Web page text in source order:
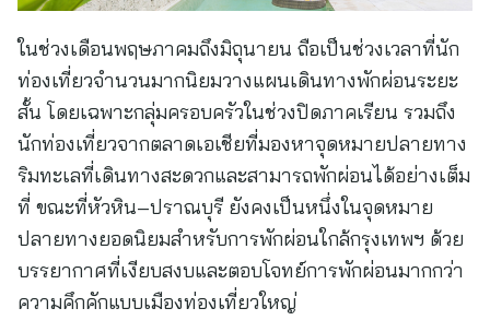
ในช่วงเดือนพฤษภาคมถึงมิถุนายน ถือเป็นช่วงเวลาที่นัก
ท่องเที่ยวจำนวนมากนิยมวางแผนเดินทางพักผ่อนระยะ
สั้น โดยเฉพาะกลุ่มครอบครัวในช่วงปิดภาคเรียน รวมถึง
นักท่องเที่ยวจากตลาดเอเชียที่มองหาจุดหมายปลายทาง
ริมทะเลที่เดินทางสะดวกและสามารถพักผ่อนได้อย่างเต็ม
ที่ ขณะที่หัวหิน–ปราณบุรี ยังคงเป็นหนึ่งในจุดหมาย
ปลายทางยอดนิยมสำหรับการพักผ่อนใกล้กรุงเทพฯ ด้วย
บรรยากาศที่เงียบสงบและตอบโจทย์การพักผ่อนมากกว่า
ความคึกคักแบบเมืองท่องเที่ยวใหญ่